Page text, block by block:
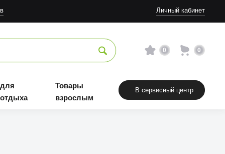
Личный кабинет
0 0
Товары
взрослым
В сервисный центр